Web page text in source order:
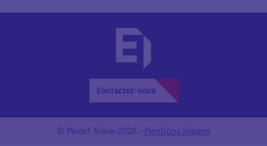
Contactez-nous
© Medef Aisne 2026 - Mentions légales